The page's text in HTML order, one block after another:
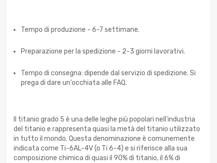
Tempo di produzione - 6-7 settimane.
Preparazione per la spedizione - 2-3 giorni lavorativi.
Tempo di consegna: dipende dal servizio di spedizione. Si
prega di dare un'occhiata alle FAQ.
Il titanio grado 5 è una delle leghe più popolari nell'industria
del titanio e rappresenta quasi la metà del titanio utilizzato
in tutto il mondo. Questa denominazione è comunemente
indicata come Ti-6AL-4V (o Ti 6-4) e si riferisce alla sua
composizione chimica di quasi il 90% di titanio, il 6% di